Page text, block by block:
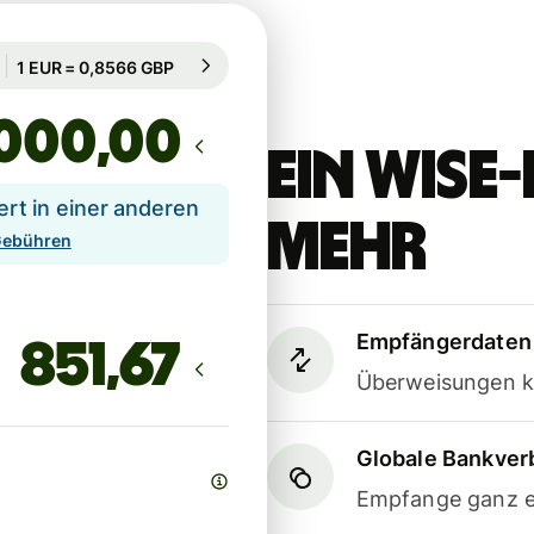
Ein
mehr
Überweisungen
Globale
Empfange ganz
Garantiert für 85 Std.
,00
in einer anderen